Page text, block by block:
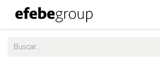
Ir al contenido